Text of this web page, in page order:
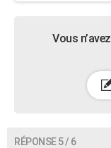
Vous
RÉPONSE 5 / 6